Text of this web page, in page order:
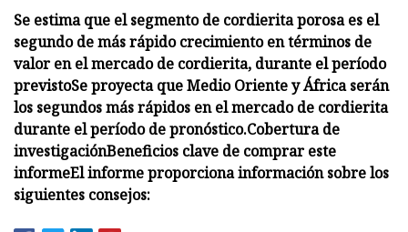
Se estima que el segmento de cordierita porosa es el
segundo de más rápido crecimiento en términos de
valor en el mercado de cordierita, durante el período
previstoSe proyecta que Medio Oriente y África serán
los segundos más rápidos en el mercado de cordierita
durante el período de pronóstico.Cobertura de
investigaciónBeneficios clave de comprar este
informeEl informe proporciona información sobre los
siguientes consejos: